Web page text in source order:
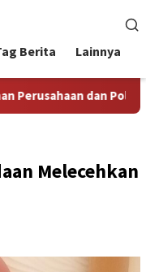
Berita Lainnya
dan Polisi
Melecehkan